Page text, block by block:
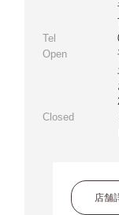
Tel
Open
Closed
店舗